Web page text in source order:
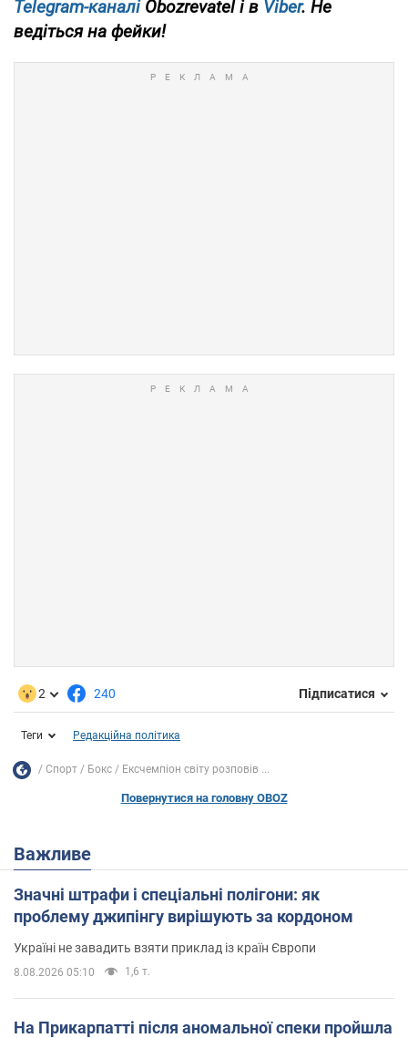
Telegram-каналіObozrevatel і в Viber. Не
ведіться на фейки!
2 240 Підписатися
Теги Редакційна політика
Спорт Бокс Ексчемпіон світу розповів ...
Повернутися на головну OBOZ
Важливе
Значні штрафи і спеціальні полігони: як
проблему джипінгу вирішують за кордоном
Україні не завадить взяти приклад із країн Європи
8.08.2026 05:10 1,6 т.
На Прикарпатті після аномальної спеки пройшла